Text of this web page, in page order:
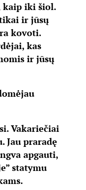
kaip iki šiol.
ir jūsų
kovoti.
kas
ir jūsų
Vakariečiai
Jau praradę
apgauti,
statymu